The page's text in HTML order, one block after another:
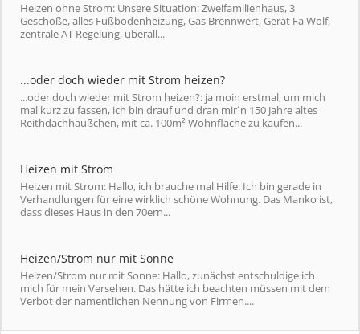
Heizen ohne Strom: Unsere Situation: Zweifamilienhaus, 3
Geschoße, alles Fußbodenheizung, Gas Brennwert, Gerät Fa Wolf,
zentrale AT Regelung, überall...
...oder doch wieder mit Strom heizen?
...oder doch wieder mit Strom heizen?: ja moin erstmal, um mich
mal kurz zu fassen, ich bin drauf und dran mir´n 150 Jahre altes
Reithdachhäußchen, mit ca. 100m² Wohnfläche zu kaufen...
Heizen mit Strom
Heizen mit Strom: Hallo, ich brauche mal Hilfe. Ich bin gerade in
Verhandlungen für eine wirklich schöne Wohnung. Das Manko ist,
dass dieses Haus in den 70ern...
Heizen/Strom nur mit Sonne
Heizen/Strom nur mit Sonne: Hallo, zunächst entschuldige ich
mich für mein Versehen. Das hätte ich beachten müssen mit dem
Verbot der namentlichen Nennung von Firmen....